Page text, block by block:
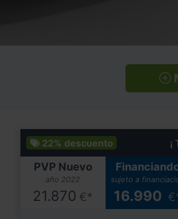
22% descuento ¡
PVP Nuevo
año 2022
21.870 €*
sujeto a
16.990